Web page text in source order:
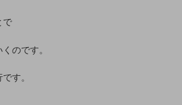
で
のです。
す。